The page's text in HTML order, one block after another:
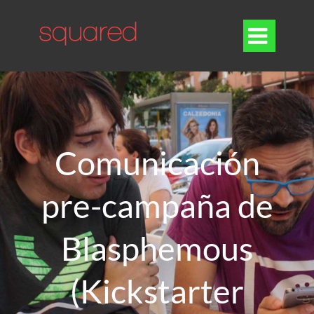

Comunicación
pre-campaña de
Blasphemous
(Kickstarter